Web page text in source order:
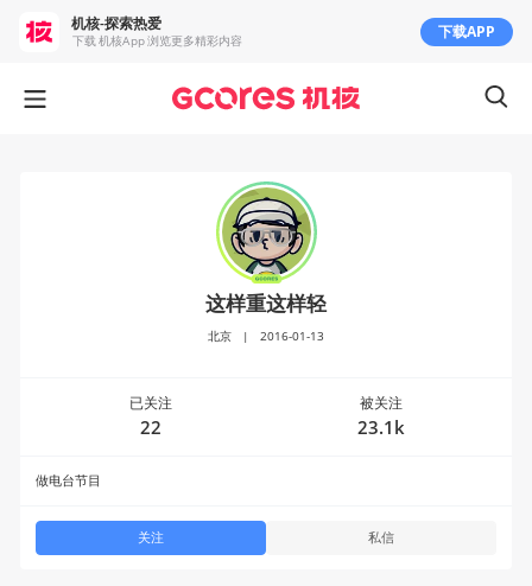
这样重这样轻
北京 | 2016-01-13
已关注
22
被关注
23.1k
做电台节目
关注 私信
机核-探索热爱
下载 机核App 浏览更多精彩内容 下载APP